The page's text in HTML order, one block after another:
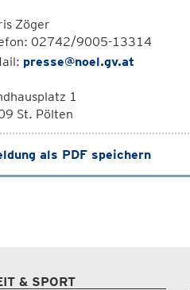
Zöger
02742/9005-13314
presse@noel.gv.at
1
St. Pölten
als PDF speichern
& SPORT